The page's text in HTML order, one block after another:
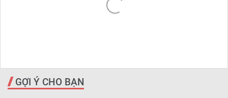
GỢI Ý CHO BẠN